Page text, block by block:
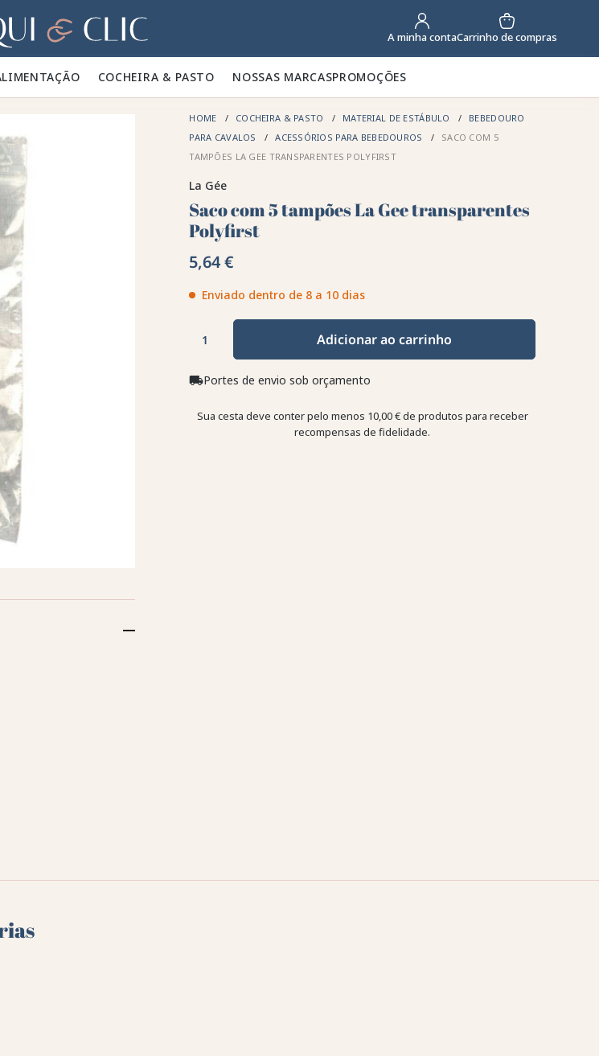
Lar A minha contaCarrinho de compras
🥕 COCHEIRA & PASTO 🍃 NOSSAS MARCASPROMOÇÕES
HOME COCHEIRA & PASTO MATERIAL DE ESTÁBULO
BEBEDOURO
PARA CAVALOS
ACESSÓRIOS PARA BEBEDOUROS
SACO COM 5
TAMPÕES LA GEE TRANSPARENTES POLYFIRST
La Gée
Saco com 5 tampões La Gee transparentes
Polyfirst
5,64 €
Enviado dentro de 8 a 10 dias
Adicionar ao carrinho
local_shippingPortes de envio sob orçamento
Sua cesta deve conter pelo menos 10,00 € de produtos para receber
recompensas de fidelidade.